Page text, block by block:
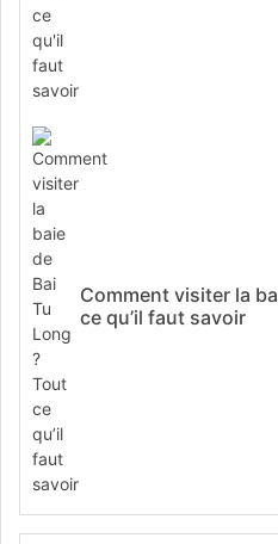
Comment visiter la
ce qu’il faut savoir